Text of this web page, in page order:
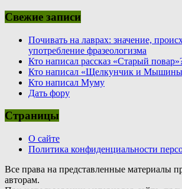
Свежие записи
Почивать на лаврах: значение,
употребление фразеологизма
Кто написал рассказ «Старый
Кто написал «Щелкунчик и
Кто написал Муму
Дать фору
Страницы
О сайте
Политика конфиденциальности
Все права на представленные материалы
авторам.